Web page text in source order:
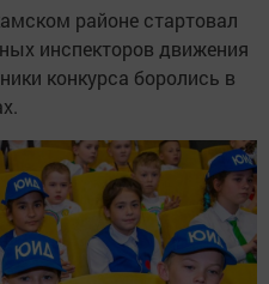
районе стартовал
инспекторов движения
конкурса боролись в